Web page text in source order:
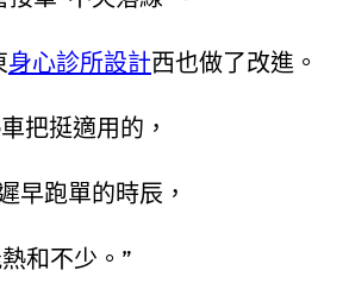
身心診所設計西也做了改進。
把挺適用的，
早跑單的時辰，
和不少。”